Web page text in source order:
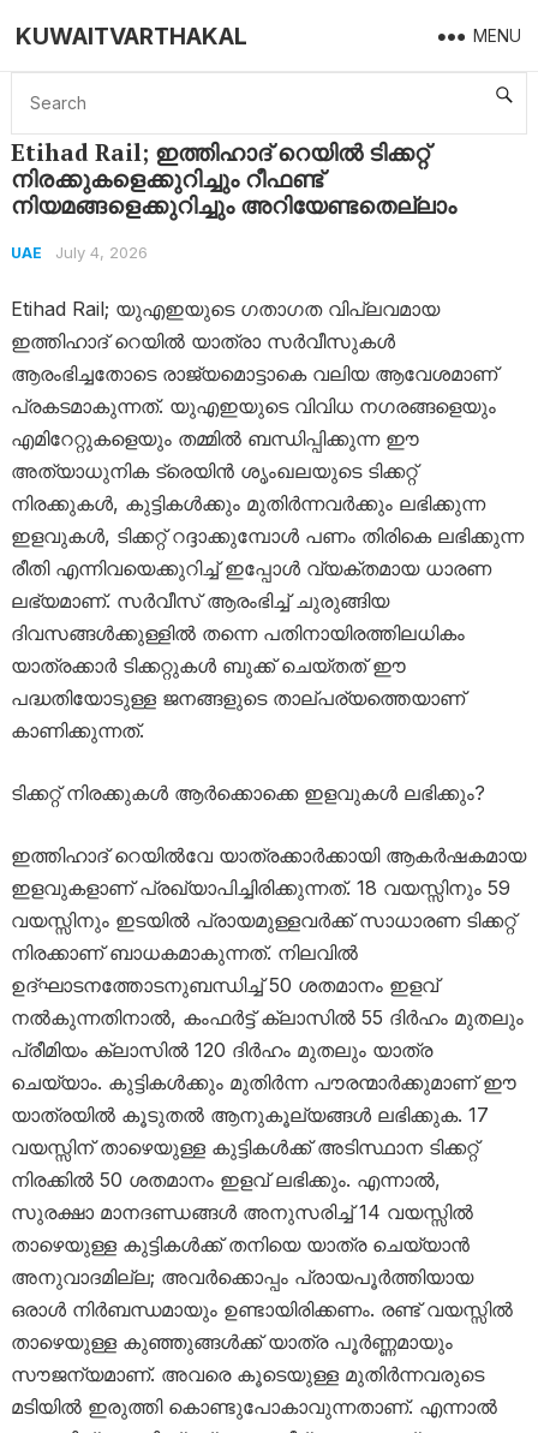
KUWAITVARTHAKAL MENU
Home UAE Etihad Rail; ഇത്തിഹാദ് റെയിൽ ടിക്കറ്റ് നിരക്കുകളെക്കുറിച്ചും റീഫണ്ട് നിയമങ്ങളെക്കുറിച്ചും അറിയേണ്ടതെല്ലാം
Etihad Rail; ഇത്തിഹാദ് റെയിൽ ടിക്കറ്റ്
നിരക്കുകളെക്കുറിച്ചും റീഫണ്ട്
നിയമങ്ങളെക്കുറിച്ചും അറിയേണ്ടതെല്ലാം
UAE July 4, 2026
Etihad Rail; യുഎഇയുടെ ഗതാഗത വിപ്ലവമായ
ഇത്തിഹാദ് റെയിൽ യാത്രാ സർവീസുകൾ
ആരംഭിച്ചതോടെ രാജ്യമൊട്ടാകെ വലിയ ആവേശമാണ്
പ്രകടമാകുന്നത്. യുഎഇയുടെ വിവിധ നഗരങ്ങളെയും
എമിറേറ്റുകളെയും തമ്മിൽ ബന്ധിപ്പിക്കുന്ന ഈ
അത്യാധുനിക ട്രെയിൻ ശൃംഖലയുടെ ടിക്കറ്റ്
നിരക്കുകൾ, കുട്ടികൾക്കും മുതിർന്നവർക്കും ലഭിക്കുന്ന
ഇളവുകൾ, ടിക്കറ്റ് റദ്ദാക്കുമ്പോൾ പണം തിരികെ ലഭിക്കുന്ന
രീതി എന്നിവയെക്കുറിച്ച് ഇപ്പോൾ വ്യക്തമായ ധാരണ
ലഭ്യമാണ്. സർവീസ് ആരംഭിച്ച് ചുരുങ്ങിയ
ദിവസങ്ങൾക്കുള്ളിൽ തന്നെ പതിനായിരത്തിലധികം
യാത്രക്കാർ ടിക്കറ്റുകൾ ബുക്ക് ചെയ്തത് ഈ
പദ്ധതിയോടുള്ള ജനങ്ങളുടെ താല്പര്യത്തെയാണ്
കാണിക്കുന്നത്.
ടിക്കറ്റ് നിരക്കുകൾ ആർക്കൊക്കെ ഇളവുകൾ ലഭിക്കും?
ഇത്തിഹാദ് റെയിൽവേ യാത്രക്കാർക്കായി ആകർഷകമായ
ഇളവുകളാണ് പ്രഖ്യാപിച്ചിരിക്കുന്നത്. 18 വയസ്സിനും 59
വയസ്സിനും ഇടയിൽ പ്രായമുള്ളവർക്ക് സാധാരണ ടിക്കറ്റ്
നിരക്കാണ് ബാധകമാകുന്നത്. നിലവിൽ
ഉദ്ഘാടനത്തോടനുബന്ധിച്ച് 50 ശതമാനം ഇളവ്
നൽകുന്നതിനാൽ, കംഫർട്ട് ക്ലാസിൽ 55 ദിർഹം മുതലും
പ്രീമിയം ക്ലാസിൽ 120 ദിർഹം മുതലും യാത്ര
ചെയ്യാം. കുട്ടികൾക്കും മുതിർന്ന പൗരന്മാർക്കുമാണ് ഈ
യാത്രയിൽ കൂടുതൽ ആനുകൂല്യങ്ങൾ ലഭിക്കുക. 17
വയസ്സിന് താഴെയുള്ള കുട്ടികൾക്ക് അടിസ്ഥാന ടിക്കറ്റ്
നിരക്കിൽ 50 ശതമാനം ഇളവ് ലഭിക്കും. എന്നാൽ,
സുരക്ഷാ മാനദണ്ഡങ്ങൾ അനുസരിച്ച് 14 വയസ്സിൽ
താഴെയുള്ള കുട്ടികൾക്ക് തനിയെ യാത്ര ചെയ്യാൻ
അനുവാദമില്ല; അവർക്കൊപ്പം പ്രായപൂർത്തിയായ
ഒരാൾ നിർബന്ധമായും ഉണ്ടായിരിക്കണം. രണ്ട് വയസ്സിൽ
താഴെയുള്ള കുഞ്ഞുങ്ങൾക്ക് യാത്ര പൂർണ്ണമായും
സൗജന്യമാണ്. അവരെ കൂടെയുള്ള മുതിർന്നവരുടെ
മടിയിൽ ഇരുത്തി കൊണ്ടുപോകാവുന്നതാണ്. എന്നാൽ